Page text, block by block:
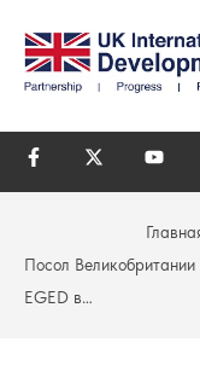
Посол Великобритании
EGED в…